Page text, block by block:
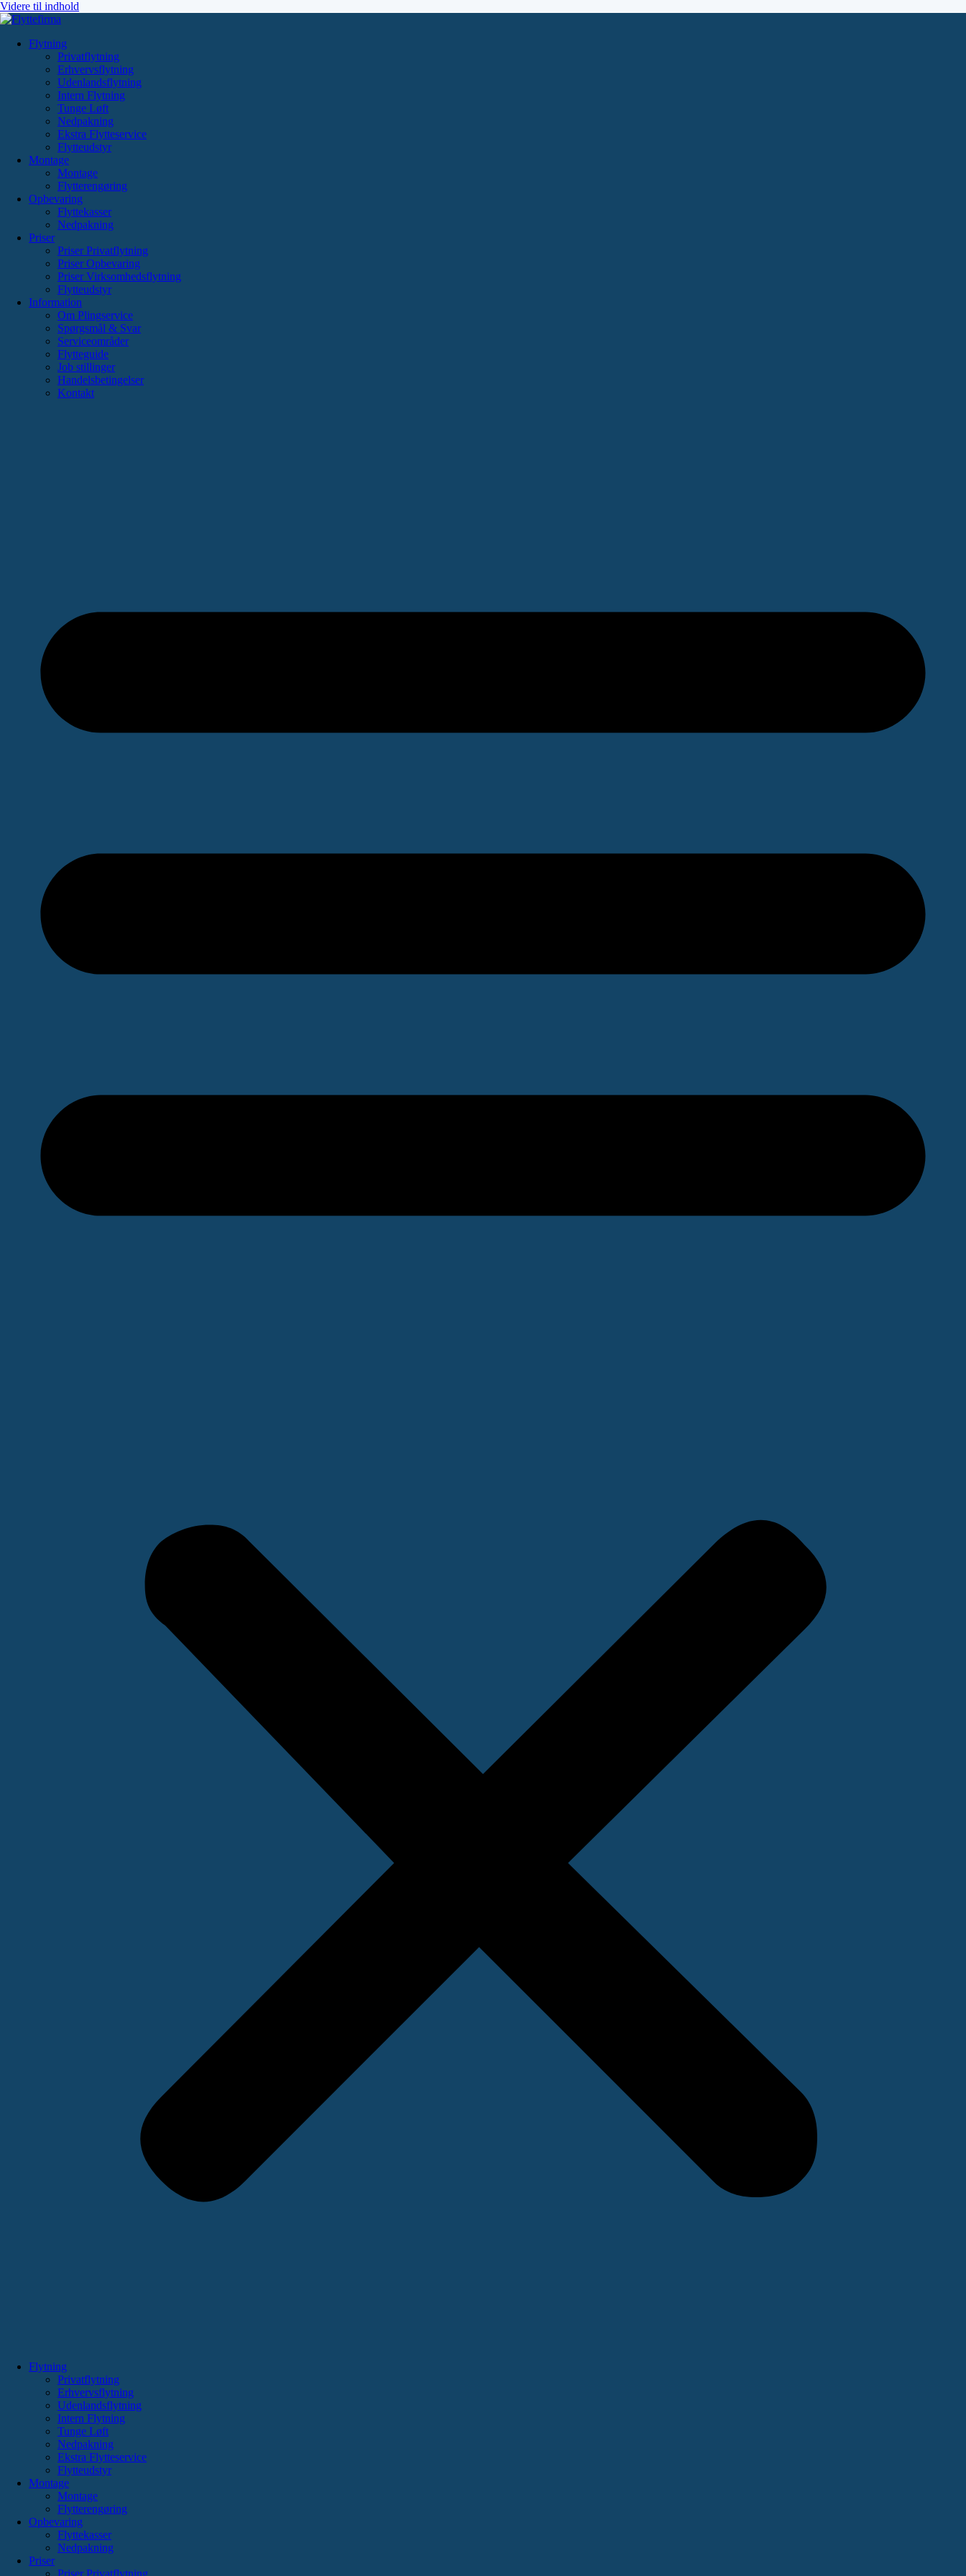
Videre til indhold
Flytning
Privatflytning
Erhvervsflytning
Udenlandsflytning
Intern Flytning
Tunge Løft
Nedpakning
Ekstra Flytteservice
Flytteudstyr
Montage
Montage
Flytterengøring
Opbevaring
Flyttekasser
Nedpakning
Priser
Priser Privatflytning
Priser Opbevaring
Priser Virksomhedsflytning
Flytteudstyr
Information
Om Plingservice
Spørgsmål & Svar
Serviceområder
Flytteguide
Job stillinger
Handelsbetingelser
Kontakt
Flytning
Privatflytning
Erhvervsflytning
Udenlandsflytning
Intern Flytning
Tunge Løft
Nedpakning
Ekstra Flytteservice
Flytteudstyr
Montage
Montage
Flytterengøring
Opbevaring
Flyttekasser
Nedpakning
Priser
Priser Privatflytning